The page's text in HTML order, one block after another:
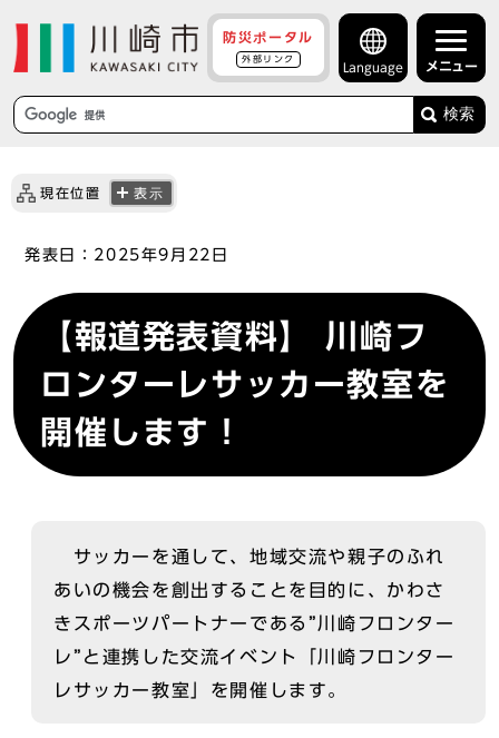
防災ポータル
外部リンク
Language メニュー
検索
現在位置 表示
発表日： 2025年9月22日
【報道発表資料】 川崎フ
ロンターレサッカー教室を
開催します！
サッカーを通して、地域交流や親子のふれ
あいの機会を創出することを目的に、かわさ
きスポーツパートナーである”川崎フロンター
レ”と連携した交流イベント「川崎フロンター
レサッカー教室」を開催します。